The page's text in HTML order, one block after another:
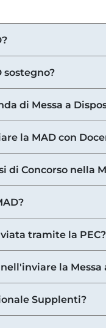
sostegno?
di Messa a
la MAD con
di Concorso nella
tramite la PEC?
la Messa
Supplenti?